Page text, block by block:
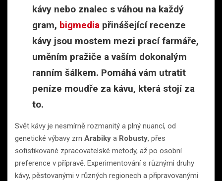
kávy nebo znalec s váhou na každý
gram, bigmedia přinášející recenze
kávy jsou mostem mezi prací farmáře,
uměním pražiče a vaším dokonalým
ranním šálkem. Pomáhá vám utratit
peníze moudře za kávu, která stojí za
to.
Svět kávy je nesmírně rozmanitý a plný nuancí, od
genetické výbavy zrn Arabiky a Robusty, přes
sofistikované zpracovatelské metody, až po osobní
preference v přípravě. Experimentování s různými druhy
kávy, pěstovanými v různých regionech a připravovanými